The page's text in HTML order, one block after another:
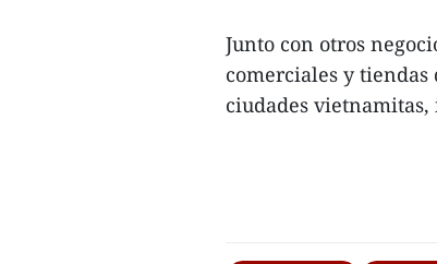
Junto con otros
comerciales y
ciudades